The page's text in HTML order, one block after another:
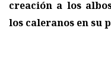
creación a los
los caleranos en su